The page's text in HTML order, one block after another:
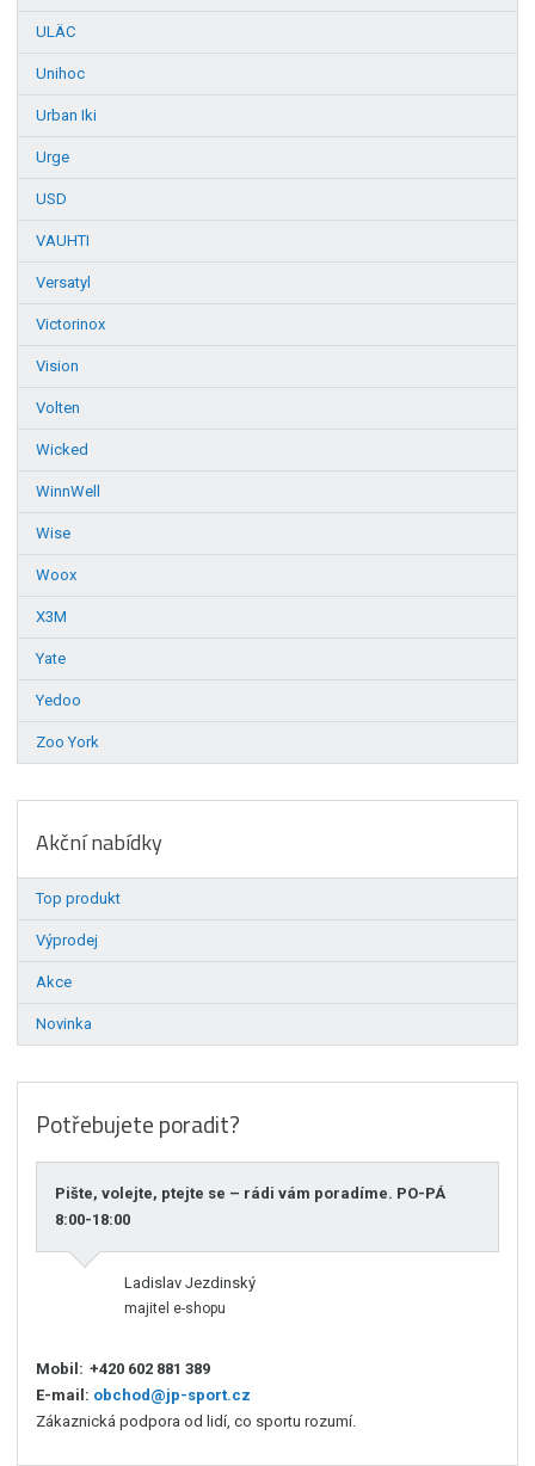
ULÄC
Unihoc
Urban Iki
Urge
USD
VAUHTI
Versatyl
Victorinox
Vision
Volten
Wicked
WinnWell
Wise
Woox
X3M
Yate
Yedoo
Zoo York
Akční nabídky
Top produkt
Výprodej
Akce
Novinka
Potřebujete poradit?
Pište, volejte, ptejte se – rádi vám poradíme. PO-PÁ
8:00-18:00
Ladislav Jezdinský
majitel e-shopu
Mobil: +420 602 881 389
E-mail: obchod@jp-sport.cz
Zákaznická podpora od lidí, co sportu rozumí.